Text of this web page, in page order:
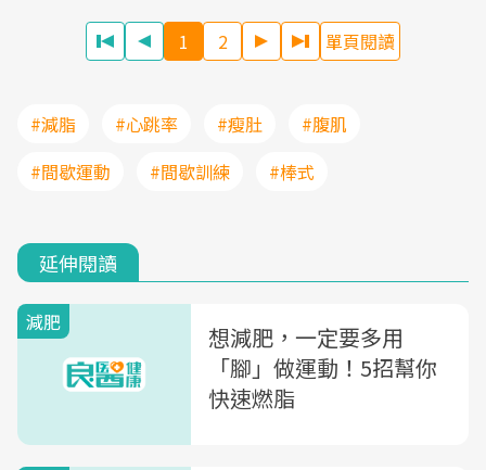
1 2 單頁閱讀
#減脂 #心跳率 #瘦肚
#腹肌
#間歇運動
#間歇訓練 #棒式
延伸閱讀
減肥
想減肥，一定要多用
「腳」做運動！5招幫你
快速燃脂